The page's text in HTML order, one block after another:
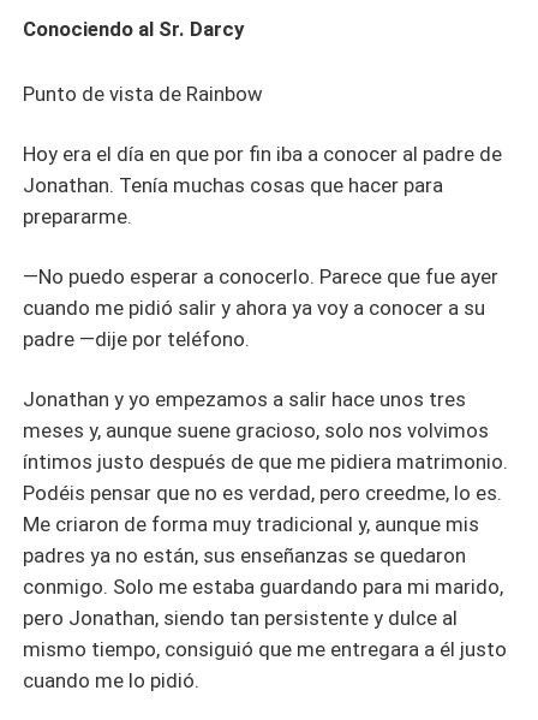
Conociendo al Sr. Darcy
Punto de vista de Rainbow
Hoy era el día en que por fin iba a conocer al padre de
Jonathan. Tenía muchas cosas que hacer para
prepararme.
—No puedo esperar a conocerlo. Parece que fue ayer
cuando me pidió salir y ahora ya voy a conocer a su
padre —dije por teléfono.
Jonathan y yo empezamos a salir hace unos tres
meses y, aunque suene gracioso, solo nos volvimos
íntimos justo después de que me pidiera matrimonio.
Podéis pensar que no es verdad, pero creedme, lo es.
Me criaron de forma muy tradicional y, aunque mis
padres ya no están, sus enseñanzas se quedaron
conmigo. Solo me estaba guardando para mi marido,
pero Jonathan, siendo tan persistente y dulce al
mismo tiempo, consiguió que me entregara a él justo
cuando me lo pidió.